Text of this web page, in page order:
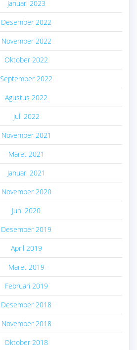
Januari 2023
Desember 2022
November 2022
Oktober 2022
September 2022
Agustus 2022
Juli 2022
November 2021
Maret 2021
Januari 2021
November 2020
Juni 2020
Desember 2019
April 2019
Maret 2019
Februari 2019
Desember 2018
November 2018
Oktober 2018